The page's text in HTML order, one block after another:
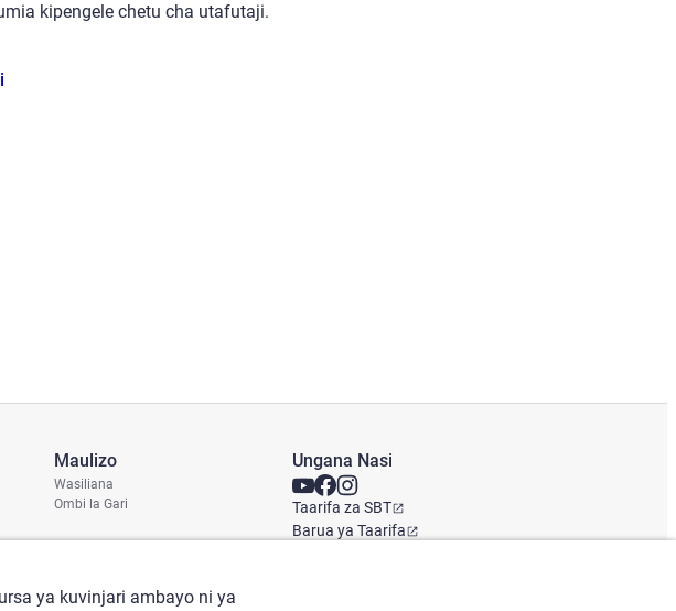
kipengele chetu cha utafutaji.
Maulizo
Wasiliana
Ombi la Gari
Ungana Nasi
Taarifa za SBT
Barua ya Taarifa
ya kuvinjari ambayo ni ya